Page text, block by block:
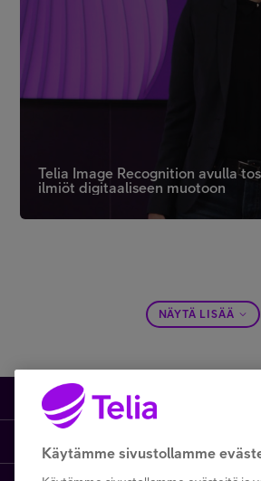
Telia Image Recognition avulla
ilmiöt digitaaliseen muotoon
NÄYTÄ LISÄÄ
Tuotteet
Käytämme sivustollamme